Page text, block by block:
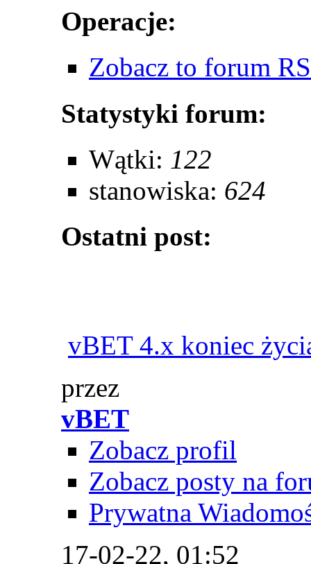
Operacje:
Zobacz to forum
Statystyki forum:
Wątki: 122
stanowiska: 624
Ostatni post:
vBET 4.x koniec
przez
vBET
Zobacz profil
Zobacz posty na
Prywatna
17-02-22, 01:52